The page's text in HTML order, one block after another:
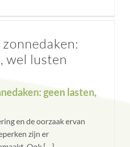
wel lusten
geen lasten,
en de oorzaak ervan
zijn er